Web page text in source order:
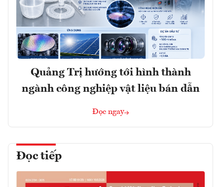
Quảng Trị hướng tới hình thành
ngành công nghiệp vật liệu bán dẫn
Đọc ngay
Đọc tiếp